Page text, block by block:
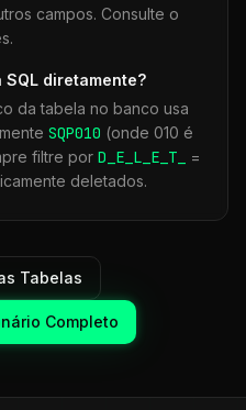
campos. Consulte o
SQL diretamente?
da tabela no banco usa
SQP010 (onde 010 é
filtre por D_E_L_E_T_
=
deletados.
Tabelas
Completo